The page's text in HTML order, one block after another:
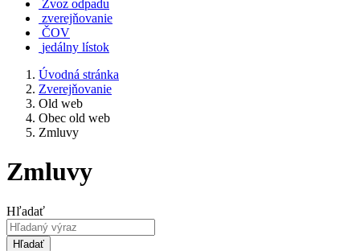
Zvoz odpadu
zverejňovanie
ČOV
jedálny lístok
Úvodná stránka
Zverejňovanie
Old web
Obec old web
Zmluvy
Zmluvy
Hľadať
Hľadať